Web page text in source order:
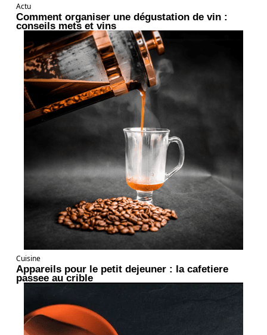
Actu
Comment organiser une dégustation de vin :
conseils mets et vins
Cuisine
Appareils pour le petit dejeuner : la cafetiere
passee au crible